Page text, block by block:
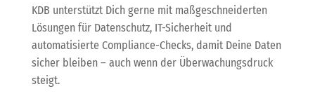
KDB unterstützt Dich gerne mit maßgeschneiderten
Lösungen für Datenschutz, IT-Sicherheit und
automatisierte Compliance-Checks, damit Deine Daten
sicher bleiben – auch wenn der Überwachungsdruck
steigt.